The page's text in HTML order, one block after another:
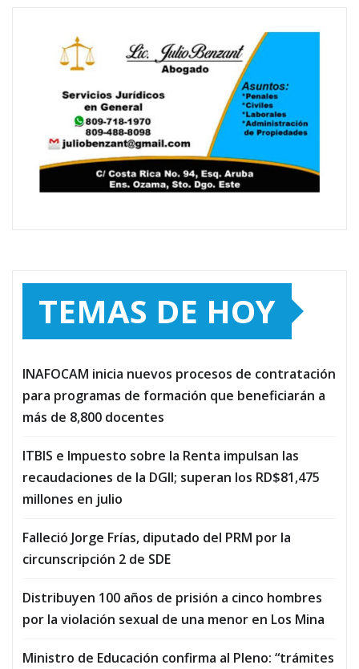
TEMAS DE HOY
INAFOCAM inicia nuevos procesos de contratación
para programas de formación que beneficiarán a
más de 8,800 docentes
ITBIS e Impuesto sobre la Renta impulsan las
recaudaciones de la DGII; superan los RD$81,475
millones en julio
Falleció Jorge Frías, diputado del PRM por la
circunscripción 2 de SDE
Distribuyen 100 años de prisión a cinco hombres
por la violación sexual de una menor en Los Mina
Ministro de Educación confirma al Pleno: “trámites